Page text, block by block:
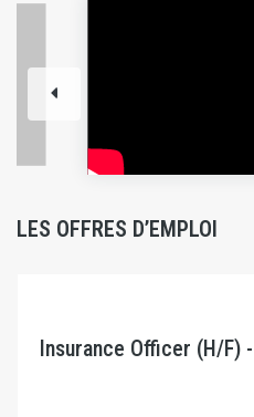
LES OFFRES D’EMPLOI
Insurance Officer (H/F) -